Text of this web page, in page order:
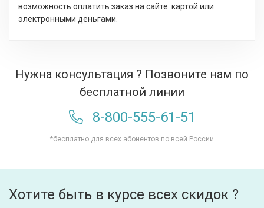
возможность оплатить заказ на сайте: картой или
электронными деньгами.
Нужна консультация ? Позвоните нам по
бесплатной линии
8-800-555-61-51
*бесплатно для всех абонентов по всей России
Хотите быть в курсе всех скидок ?